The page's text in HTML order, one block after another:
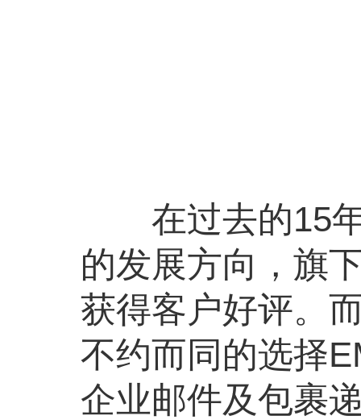
在过去的15年
的发展方向，旗
获得客户好评。
不约而同的选择
企业邮件及包裹